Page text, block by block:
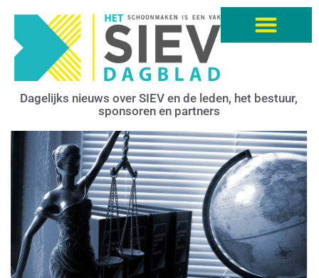
Dagelijks nieuws over SIEV en de leden, het bestuur,
sponsoren en partners